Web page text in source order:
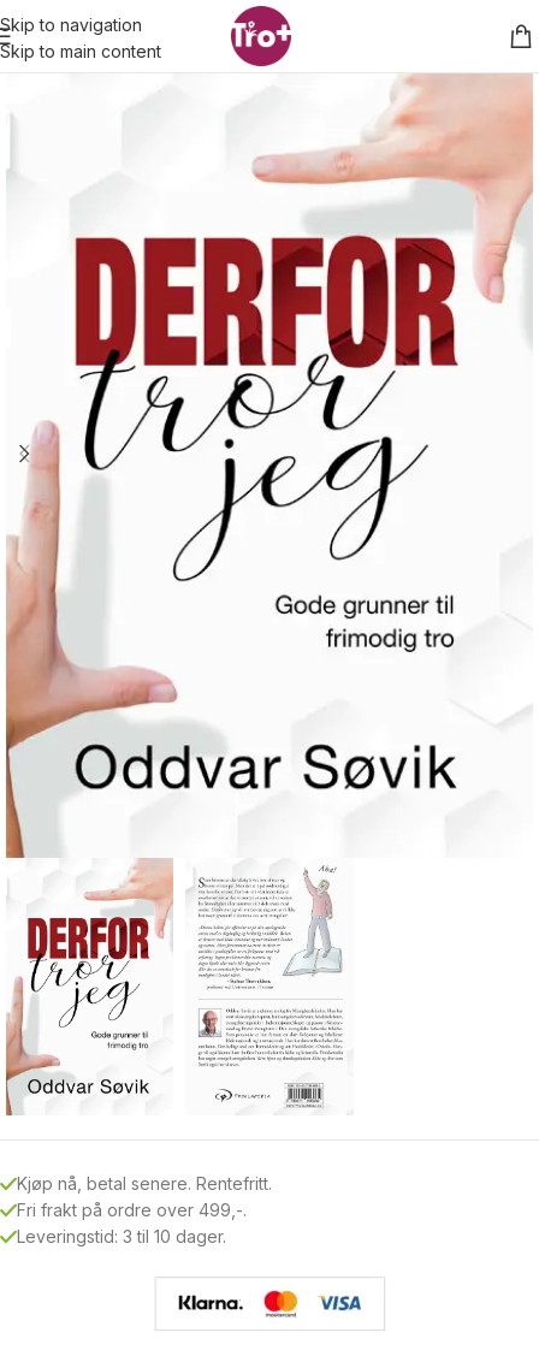
Skip to navigation
Skip to main content
Kjøp nå, betal senere. Rentefritt.
Fri frakt på ordre over 499,-.
Leveringstid: 3 til 10 dager.